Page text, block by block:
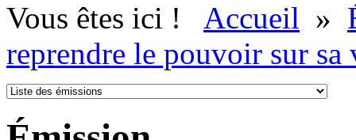
Vous êtes ici ! Accueil »
reprendre le pouvoir sur sa